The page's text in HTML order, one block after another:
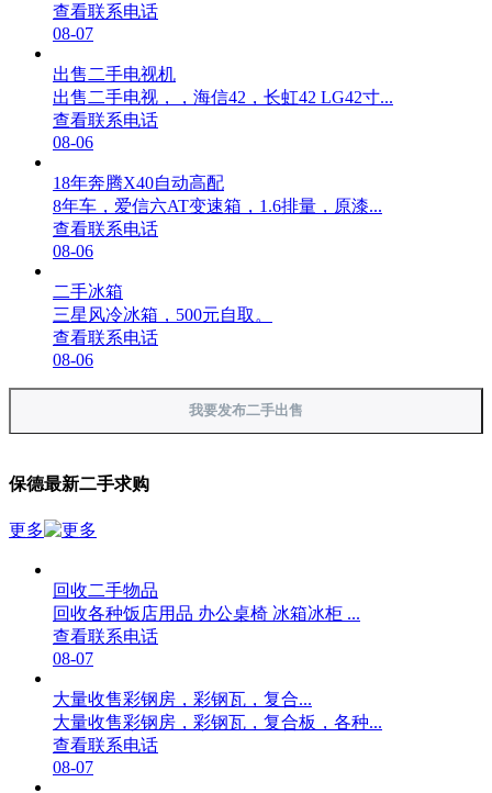
查看联系电话
08-07
出售二手电视机
出售二手电视，，海信42，长虹42 LG42寸...
查看联系电话
08-06
18年奔腾X40自动高配
8年车，爱信六AT变速箱，1.6排量，原漆...
查看联系电话
08-06
二手冰箱
三星风冷冰箱，500元自取。
查看联系电话
08-06
我要发布二手出售
保德最新二手求购
更多
回收二手物品
回收各种饭店用品 办公桌椅 冰箱冰柜 ...
查看联系电话
08-07
大量收售彩钢房，彩钢瓦，复合...
大量收售彩钢房，彩钢瓦，复合板，各种...
查看联系电话
08-07